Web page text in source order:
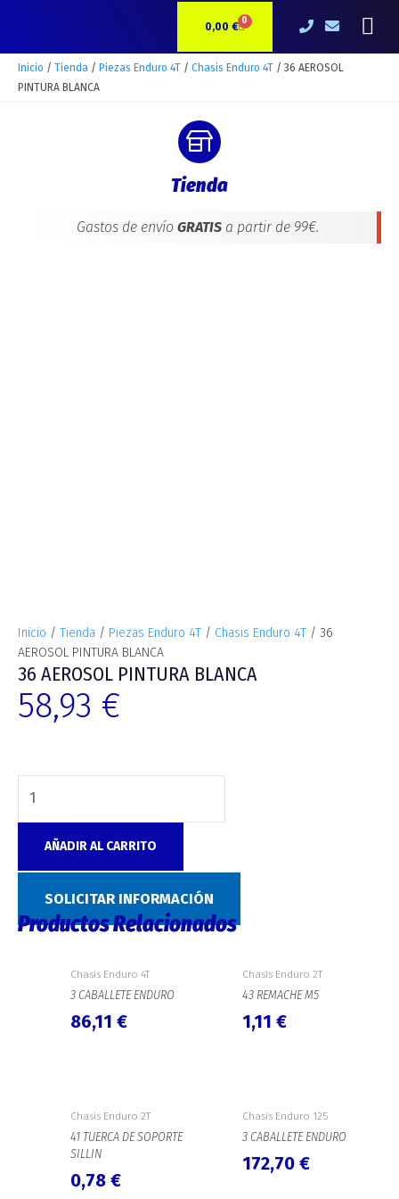
0,00 € 0CARRITO
Inicio / Tienda / Piezas Enduro 4T / Chasis Enduro 4T / 36 AEROSOL
PINTURA BLANCA
Tienda
Gastos de envío GRATISa partir de 99€.
Inicio / Tienda / Piezas Enduro 4T / Chasis Enduro 4T / 36
AEROSOL PINTURA BLANCA
36 AEROSOL PINTURA BLANCA
58,93 €
BLANCA
cantidad
AÑADIR AL CARRITO
SOLICITAR INFORMACIÓN
Productos Relacionados
Chasis Enduro 4T
3 CABALLETE ENDURO
86,11 €
Chasis Enduro 2T
43 REMACHE M5
1,11 €
Chasis Enduro 2T
41 TUERCA DE SOPORTE
SILLIN
0,78 €
Chasis Enduro 125
3 CABALLETE ENDURO
172,70 €